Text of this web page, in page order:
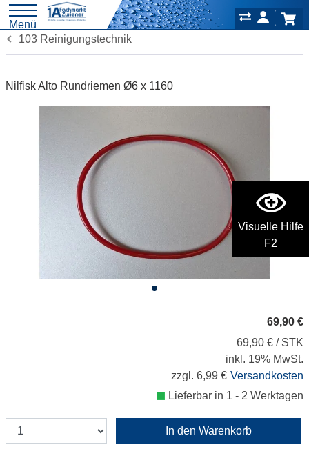
Visuelle Hilfe
F2
Menü
103 Reinigungstechnik
Nilfisk Alto Rundriemen Ø6 x 1160
69,90 €
69,90 € / STK
inkl. 19% MwSt.
zzgl. 6,99 € Versandkosten
Lieferbar in 1 - 2 Werktagen
In den Warenkorb